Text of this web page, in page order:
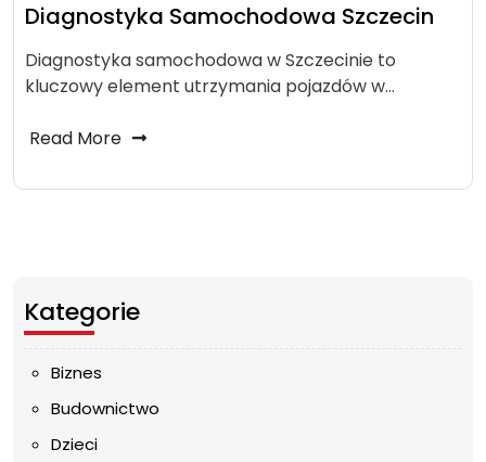
Diagnostyka Samochodowa Szczecin
Diagnostyka samochodowa w Szczecinie to
kluczowy element utrzymania pojazdów w…
Read More
Kategorie
Biznes
Budownictwo
Dzieci